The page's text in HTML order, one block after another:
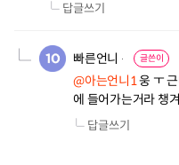
답글쓰기
빠른언니 글쓴이
@아는언니1 웅 ㅜ
에 들어가는거라 챙
답글쓰기